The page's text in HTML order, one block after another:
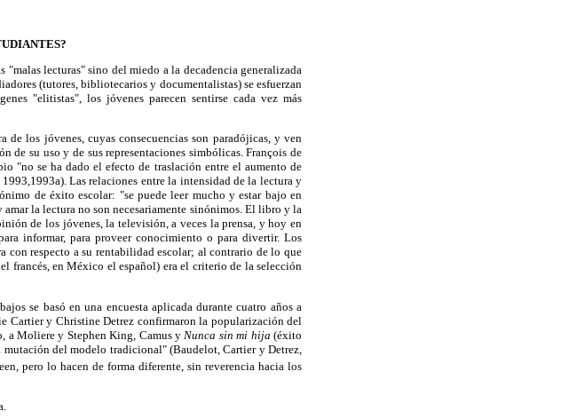
lecturas" sino del miedo a la decadencia generalizada
(tutores, bibliotecarios y documentalistas) se esfuerzan
"elitistas", los jóvenes parecen sentirse cada vez más
los jóvenes, cuyas consecuencias son paradójicas, y ven
su uso y de sus representaciones simbólicas. François de
"no se ha dado el efecto de traslación entre el aumento de
Las relaciones entre la intensidad de la lectura y
de éxito escolar: "se puede leer mucho y estar bajo en
la lectura no son necesariamente sinónimos. El libro y la
de los jóvenes, la televisión, a veces la prensa, y hoy en
informar, para proveer conocimiento o para divertir. Los
con respecto a su rentabilidad escolar; al contrario de lo que
francés, en México el español) era el criterio de la selección
se basó en una encuesta aplicada durante cuatro años a
Cartier y Christine Detrez confirmaron la popularización del
a Moliere y Stephen King, Camus y Nunca sin mi hija(éxito
del modelo tradicional" (Baudelot, Cartier y Detrez,
pero lo hacen de forma diferente, sin reverencia hacia los